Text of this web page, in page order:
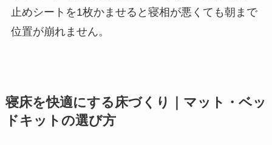
止めシートを1枚かませると寝相が悪くても朝まで
位置が崩れません。
寝床を快適にする床づくり｜マット・ベッ
ドキットの選び方